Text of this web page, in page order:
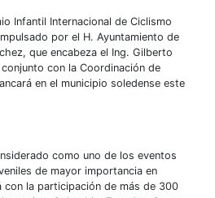
Infantil Internacional de Ciclismo
por el H. Ayuntamiento de
que encabeza el Ing. Gilberto
con la Coordinación de
en el municipio soledense este
como uno de los eventos
de mayor importancia en
con la participación de más de 300